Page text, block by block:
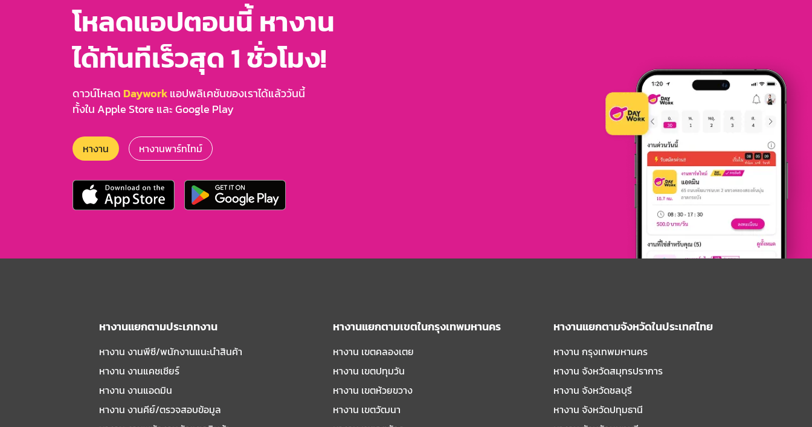
โหลดแอปตอนนี้ หางาน
ได้ทันทีเร็วสุด 1 ชั่วโมง!
ดาวน์โหลด Dayworkแอปพลิเคชันของเราได้แล้ววันนี้
ทั้งใน Apple Store และ Google Play
หางาน หางานพาร์ทไทม์
หางานแยกตามประเภทงาน
หางาน งานพีซี/พนักงานแนะนําสินค้า
หางาน งานแคชเชียร์
หางาน งานแอดมิน
หางาน งานคีย์/ตรวจสอบข้อมูล
หางานแยกตามเขตในกรุงเทพมหานคร
หางาน เขตคลองเตย
หางาน เขตปทุมวัน
หางาน เขตห้วยขวาง
หางาน เขตวัฒนา
หางานแยกตามจังหวัดในประเทศไทย
หางาน กรุงเทพมหานคร
หางาน จังหวัดสมุทรปราการ
หางาน จังหวัดชลบุรี
หางาน จังหวัดปทุมธานี